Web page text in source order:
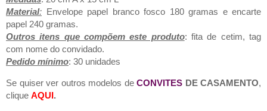
Material: Envelope papel branco fosco 180 gramas e encarte
papel 240 gramas.
Outros itens que compõem este produto: fita de cetim, tag
com nome do convidado.
Pedido mínimo: 30 unidades
Se quiser ver outros modelos de CONVITES DE CASAMENTO,
clique AQUI.